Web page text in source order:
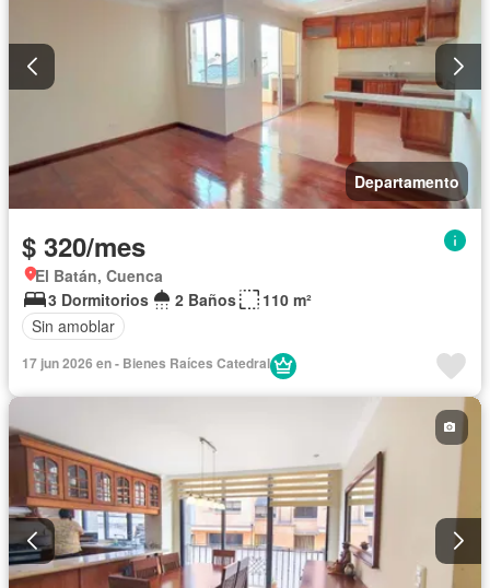
Departamento
$ 320/mes
El Batán, Cuenca
3 Dormitorios
2 Baños
110 m²
Sin amoblar
17 jun 2026 en - Bienes Raíces Catedral